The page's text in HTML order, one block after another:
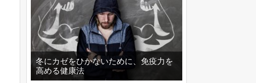
冬にカゼをひかないために、免疫力を
高める健康法